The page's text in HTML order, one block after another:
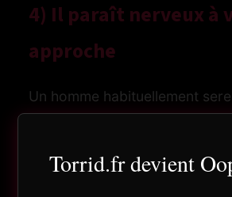
4) Il paraît nerveux à
approche
Un homme habituellement
l’émotion. La peur de mal faire
Torrid.fr devient